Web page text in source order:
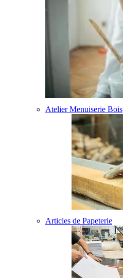
Atelier Menuiserie Bois
Articles de Papeterie